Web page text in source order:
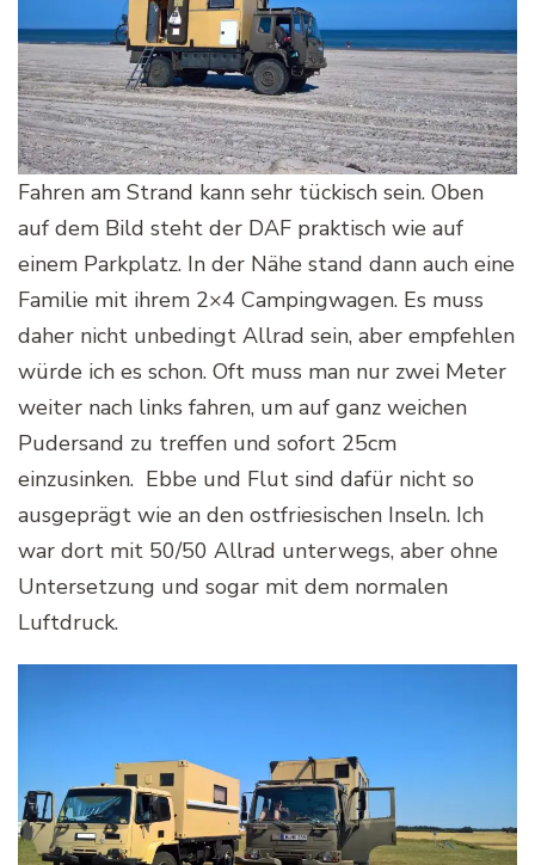
Fahren am Strand kann sehr tückisch sein. Oben
auf dem Bild steht der DAF praktisch wie auf
einem Parkplatz. In der Nähe stand dann auch eine
Familie mit ihrem 2×4 Campingwagen. Es muss
daher nicht unbedingt Allrad sein, aber empfehlen
würde ich es schon. Oft muss man nur zwei Meter
weiter nach links fahren, um auf ganz weichen
Pudersand zu treffen und sofort 25cm
einzusinken. Ebbe und Flut sind dafür nicht so
ausgeprägt wie an den ostfriesischen Inseln. Ich
war dort mit 50/50 Allrad unterwegs, aber ohne
Untersetzung und sogar mit dem normalen
Luftdruck.